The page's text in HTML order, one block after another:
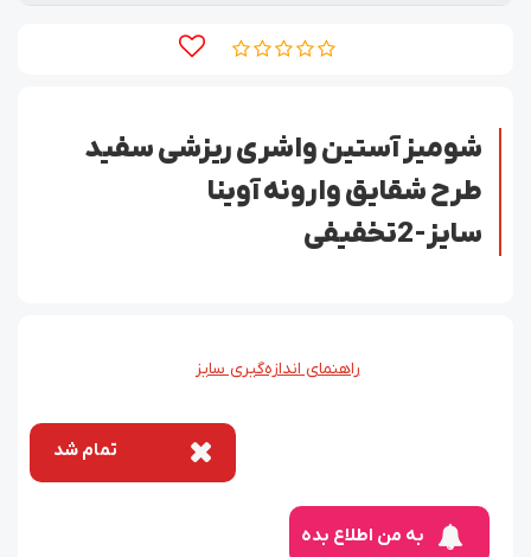
شومیز آستین واشری ریزشی سفید
طرح شقایق وارونه آوینا
سایز-2تخفیفی
راهنمای اندازه‌گیری سایز
تمام شد
به من اطلاع بده